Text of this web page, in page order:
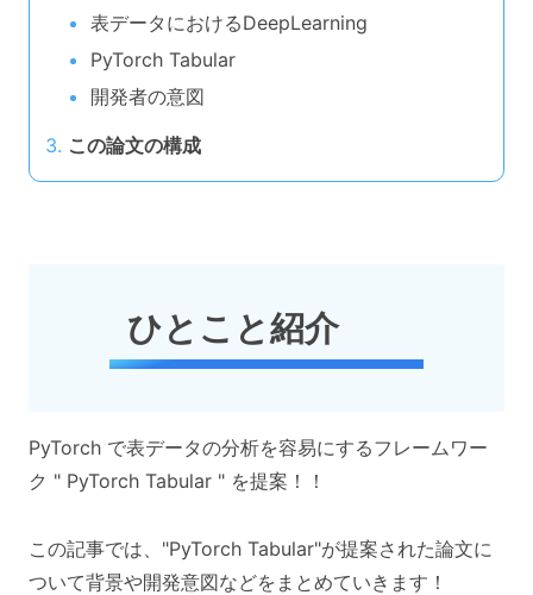
表データにおけるDeepLearning
PyTorch Tabular
開発者の意図
この論文の構成
ひとこと紹介
PyTorch で表データの分析を容易にするフレームワー
ク " PyTorch Tabular " を提案！！
この記事では、"PyTorch Tabular"が提案された論文に
ついて背景や開発意図などをまとめていきます！